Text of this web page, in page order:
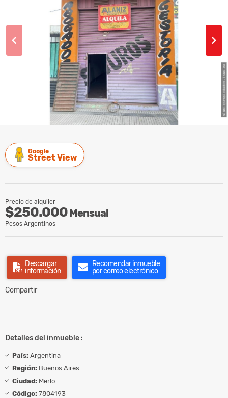
Google
Street View
Precio de alquiler
$250.000Mensual
Pesos Argentinos
Descargar
información
Recomendar inmueble
por correo electrónico
Compartir
Detalles del inmueble :
País: Argentina
Región: Buenos Aires
Ciudad: Merlo
Código: 7804193